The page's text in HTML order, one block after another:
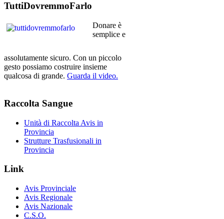
TuttiDovremmoFarlo
Donare è
semplice e
assolutamente sicuro. Con un piccolo
gesto possiamo costruire insieme
qualcosa di grande. Guarda il video.
Raccolta Sangue
Unità di Raccolta Avis in
Provincia
Strutture Trasfusionali in
Provincia
Link
Avis Provinciale
Avis Regionale
Avis Nazionale
C.S.O.